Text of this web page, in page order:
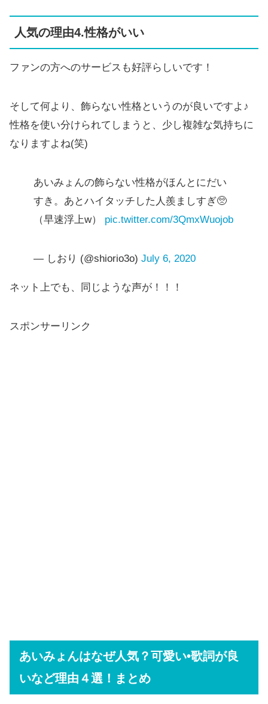
人気の理由4.性格がいい
ファンの方へのサービスも好評らしいです！
そして何より、飾らない性格というのが良いですよ♪
性格を使い分けられてしまうと、少し複雑な気持ちに
なりますよね(笑)
あいみょんの飾らない性格がほんとにだい
すき。あとハイタッチした人羨ましすぎ🥺
（早速浮上w） pic.twitter.com/3QmxWuojob
— しおり (@shiorio3o) July 6, 2020
ネット上でも、同じような声が！！！
スポンサーリンク
あいみょんはなぜ人気？可愛い•歌詞が良
いなど理由４選！まとめ